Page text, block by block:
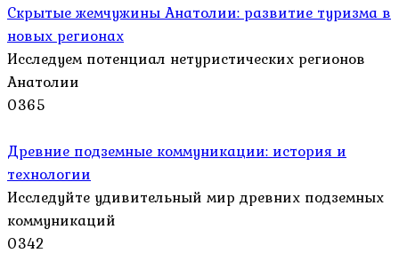
Скрытые жемчужины Анатолии: развитие туризма в
новых регионах
Исследуем потенциал нетуристических регионов
Анатолии
0365
Древние подземные коммуникации: история и
технологии
Исследуйте удивительный мир древних подземных
коммуникаций
0342